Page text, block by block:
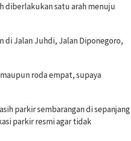
diberlakukan satu arah menuju
di Jalan Juhdi, Jalan Diponegoro,
roda empat, supaya
parkir sembarangan di sepanjang
parkir resmi agar tidak